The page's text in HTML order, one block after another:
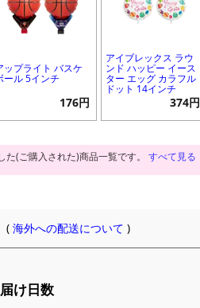
ップライト バスケ
ール 5インチ
176円
アイブレックス ラウ
ンド ハッピー イース
ター エッグ カラフル
ドット 14インチ
374円
た(ご購入された)商品一覧です。 すべて見る
(海外への配送について )
け日数